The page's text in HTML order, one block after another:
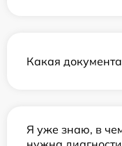
Какая
Я уже знаю, в